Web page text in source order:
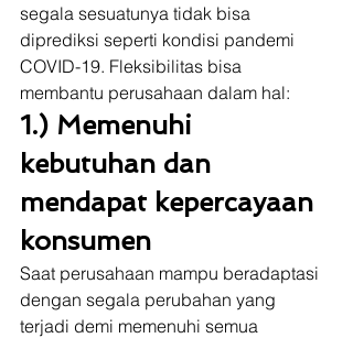
segala sesuatunya tidak bisa
diprediksi seperti kondisi pandemi
COVID-19. Fleksibilitas bisa
membantu perusahaan dalam hal:
1.) Memenuhi
kebutuhan dan
mendapat kepercayaan
konsumen
Saat perusahaan mampu beradaptasi
dengan segala perubahan yang
terjadi demi memenuhi semua